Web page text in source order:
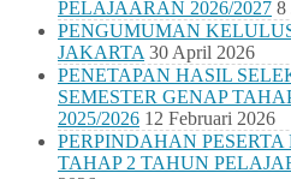
PELAJAARAN 2026/2027 8
PENGUMUMAN
JAKARTA 30 April 2026
PENETAPAN HASIL
SEMESTER GENAP
2025/2026 12 Februari 2026
PERPINDAHAN
TAHAP 2 TAHUN